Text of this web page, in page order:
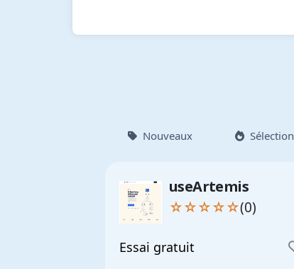
Nouveaux Sélection
useArtemis
☆☆☆☆☆(0)
Essai gratuit